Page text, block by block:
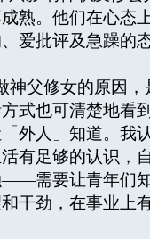
熟。他们在心
爱批评及急躁的
父修女的原因
式也可清楚地
外人」知道。
有足够的认识
需要让青年们
干劲，在事业